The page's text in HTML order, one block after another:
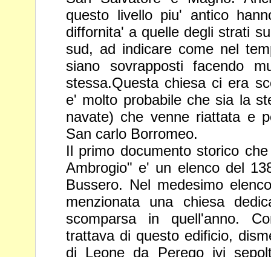
questo livello piu' antico
diffornita' a quelle degli strati
sud, ad indicare come nel
siano sovrapposti facendo
stessa.Questa chiesa ci era
e' molto probabile che sia la
navate) che venne riattata e
San carlo Borromeo.
Il primo documento storico
Ambrogio" e' un elenco del
Bussero. Nel medesimo
menzionata una chiesa
scomparsa in quell'anno.
trattava di questo edificio,
di Leone da Perego ivi